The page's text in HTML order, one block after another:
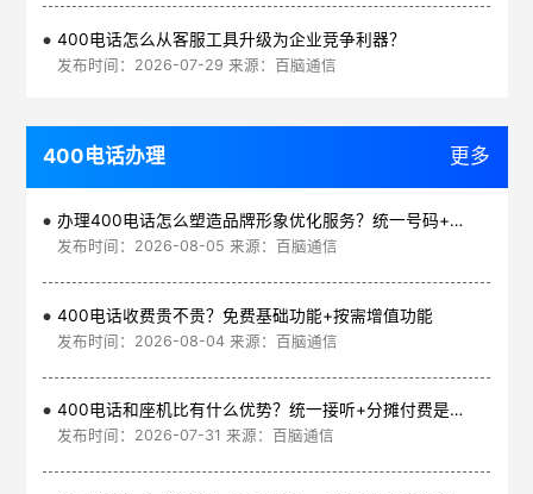
400电话怎么从客服工具升级为企业竞争利器？
发布时间：2026-07-29 来源：百脑通信
400电话办理 更多
办理400电话怎么塑造品牌形象优化服务？统一号码+智能管理平台
发布时间：2026-08-05 来源：百脑通信
400电话收费贵不贵？免费基础功能+按需增值功能
发布时间：2026-08-04 来源：百脑通信
400电话和座机比有什么优势？统一接听+分摊付费是核心
发布时间：2026-07-31 来源：百脑通信